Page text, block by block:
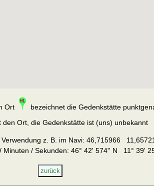
Ort
bezeichnet die Gedenkstätte
den Ort, die Gedenkstätte ist (uns) unbekannt
z. B. im Navi: 46,715966
Minuten / Sekunden: 46° 42' 574'' N 11° 39'